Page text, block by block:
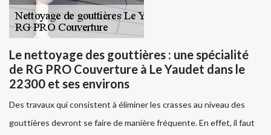
Le nettoyage des gouttières : une spécialité
de RG PRO Couverture à Le Yaudet dans le
22300 et ses environs
Des travaux qui consistent à éliminer les crasses au niveau des
gouttières devront se faire de manière fréquente. En effet, il faut